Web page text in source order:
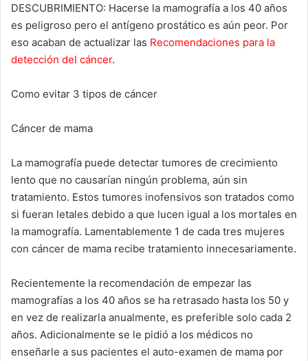
DESCUBRIMIENTO: Hacerse la mamografía a los 40 años
es peligroso pero el antígeno prostático es aún peor. Por
eso acaban de actualizar las Recomendaciones para la
detección del cáncer.
Como evitar 3 tipos de cáncer
Cáncer de mama
La mamografía puede detectar tumores de crecimiento
lento que no causarían ningún problema, aún sin
tratamiento. Estos tumores inofensivos son tratados como
si fueran letales debido a que lucen igual a los mortales en
la mamografía. Lamentablemente 1 de cada tres mujeres
con cáncer de mama recibe tratamiento innecesariamente.
Recientemente la recomendación de empezar las
mamografías a los 40 años se ha retrasado hasta los 50 y
en vez de realizarla anualmente, es preferible solo cada 2
años. Adicionalmente se le pidió a los médicos no
enseñarle a sus pacientes el auto-examen de mama por